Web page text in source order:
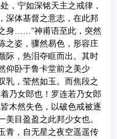
，宁如深铭天主之戒律，
深体基督之意志，在此邦
身……”神甫语至此，突然
之姿，骤然易色，形容庄
际，热泪夺眶而出。其时
仰卧于鲁卡堂前之美少
乳，莹然如玉。而焦段之
乃女郎也！罗连若乃女郎
木然失色，以破色戒被逐
目盈盈之此邦少女也。
，自无星之夜空遥遥传